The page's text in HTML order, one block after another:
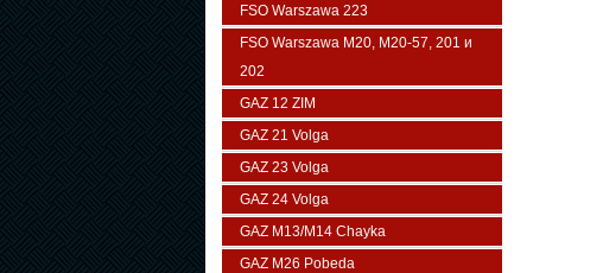
FSO Warszawa 223
FSO Warszawa М20, M20-57, 201 и
202
GAZ 12 ZIM
GAZ 21 Volga
GAZ 23 Volga
GAZ 24 Volga
GAZ M13/M14 Chayka
GAZ M26 Pobeda